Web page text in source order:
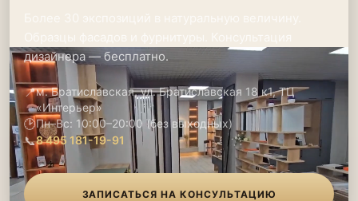
дизайнера — бесплатно.
📍м. Братиславская, ул. Братиславская 18 к1, ТЦ
«Интерьер»
🕑Пн–Вс: 10:00–20:00 (без выходных)
📞8 495 181-19-91
ЗАПИСАТЬСЯ НА КОНСУЛЬТАЦИЮ